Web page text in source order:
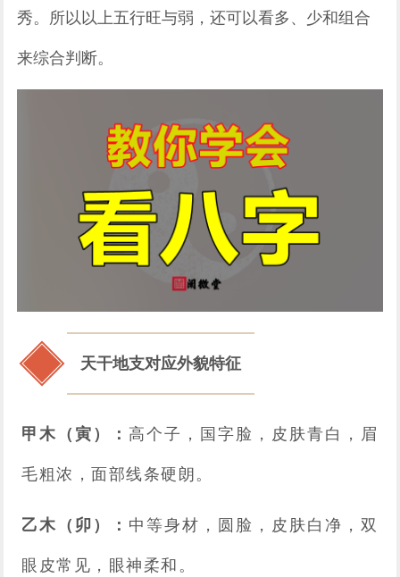
秀。所以以上五行旺与弱，还可以看多、少和组合
来综合判断。
天干地支对应外貌特征
甲木（寅）： 高个子，国字脸，皮肤青白，眉
毛粗浓，面部线条硬朗。
乙木（卯）： 中等身材，圆脸，皮肤白净，双
眼皮常见，眼神柔和。